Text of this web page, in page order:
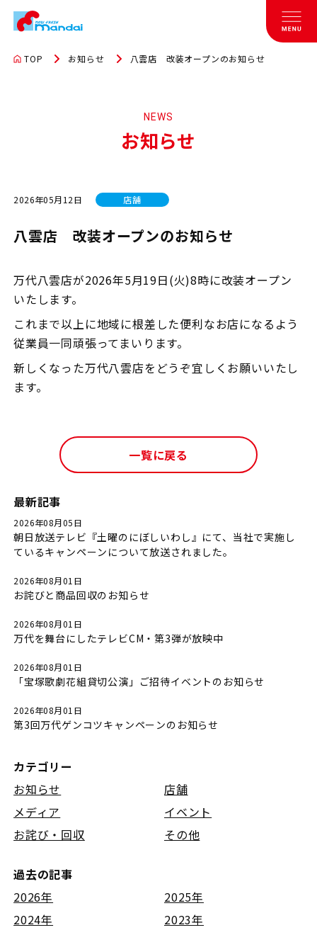
TOP お知らせ 八雲店 改装オープンのお知らせ
NEWS
お知らせ
2026年05月12日 店舗
八雲店 改装オープンのお知らせ
万代八雲店が2026年5月19日(火)8時に改装オープン
いたします。
これまで以上に地域に根差した便利なお店になるよう
従業員一同頑張ってまいります。
新しくなった万代八雲店をどうぞ宜しくお願いいたし
ます。
一覧に戻る
最新記事
2026年08月05日
朝日放送テレビ『土曜のにぼしいわし』にて、当社で実施し
ているキャンペーンについて放送されました。
2026年08月01日
お詫びと商品回収のお知らせ
2026年08月01日
万代を舞台にしたテレビCM・第3弾が放映中
2026年08月01日
「宝塚歌劇花組貸切公演」ご招待イベントのお知らせ
2026年08月01日
第3回万代ゲンコツキャンペーンのお知らせ
カテゴリー
お知らせ
店舗
メディア
イベント
お詫び・回収
その他
過去の記事
2026年
2025年
2024年
2023年